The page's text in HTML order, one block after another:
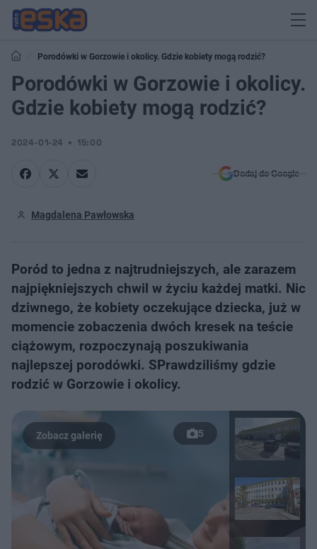
Porodówki w Gorzowie i okolicy. Gdzie kobiety mogą rodzić?
Porodówki w Gorzowie i okolicy.
Gdzie kobiety mogą rodzić?
2024-01-24 15:00
Dodaj do Google
Magdalena Pawłowska
Poród to jedna z najtrudniejszych, ale zarazem
najpiękniejszych chwil w życiu każdej matki. Nic
dziwnego, że kobiety oczekujące dziecka, już w
momencie zobaczenia dwóch kresek na teście
ciążowym, rozpoczynają poszukiwania
najlepszej porodówki. SPrawdziliśmy gdzie
rodzić w Gorzowie i okolicy.
5